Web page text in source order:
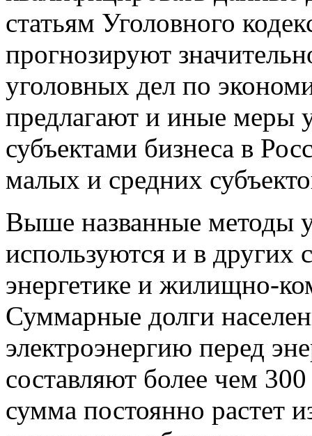
статьям Уголовного
прогнозируют
уголовных дел по
предлагают и иные меры
субъектами бизнеса в
малых и средних
Выше названные методы
используются и в других
энергетике и жилищно-
Суммарные долги
электроэнергию перед
составляют более чем
сумма постоянно растет